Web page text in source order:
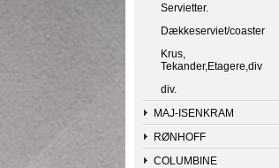
Servietter.
Dækkeserviet/coaster
Krus,
Tekander,Etagere,div
div.
MAJ-ISENKRAM
RØNHOFF
COLUMBINE